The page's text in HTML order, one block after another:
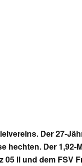
Der 27-
hechten. Der 1,92-
II und dem FSV